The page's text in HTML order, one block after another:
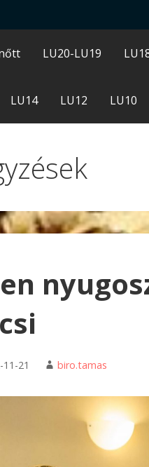
LU20-LU19
LU14 LU12 LU10
11-21 biro.tamas